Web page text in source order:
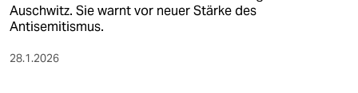
Auschwitz. Sie warnt vor neuer Stärke des
Antisemitismus.
28.1.2026